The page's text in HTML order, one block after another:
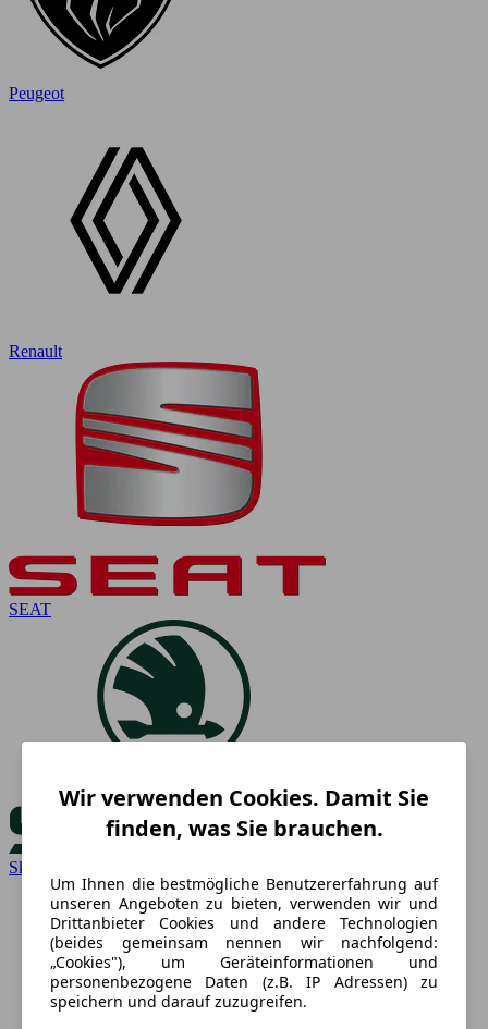
Peugeot
Renault
SEAT
Skoda
Wir verwenden Cookies. Damit Sie
finden, was Sie brauchen.
Um Ihnen die bestmögliche Benutzererfahrung auf
unseren Angeboten zu bieten, verwenden wir und
Drittanbieter Cookies und andere Technologien
(beides gemeinsam nennen wir nachfolgend:
„Cookies"), um Geräteinformationen und
personenbezogene Daten (z.B. IP Adressen) zu
speichern und darauf zuzugreifen.